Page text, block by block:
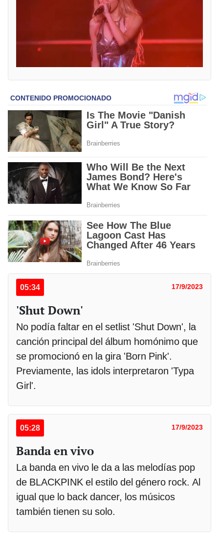
05:34 17/9/2023
'Shut Down'
No podía faltar en el setlist 'Shut Down', la
canción principal del álbum homónimo que
se promocionó en la gira 'Born Pink'.
Previamente, las idols interpretaron 'Typa
Girl'.
05:28 17/9/2023
Banda en vivo
La banda en vivo le da a las melodías pop
de BLACKPINK el estilo del género rock. Al
igual que lo back dancer, los músicos
también tienen su solo.